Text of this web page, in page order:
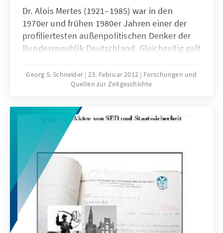
Dr. Alois Mertes (1921–1985) war in den
1970er und frühen 1980er Jahren einer der
profiliertesten außenpolitischen Denker der
Bundesrepublik Deutschland. Gleichzeitig galt
Katholizismus.
Georg S. Schneider 23. Februar 2012
Forschungen und
Quellen zur Zeitgeschichte